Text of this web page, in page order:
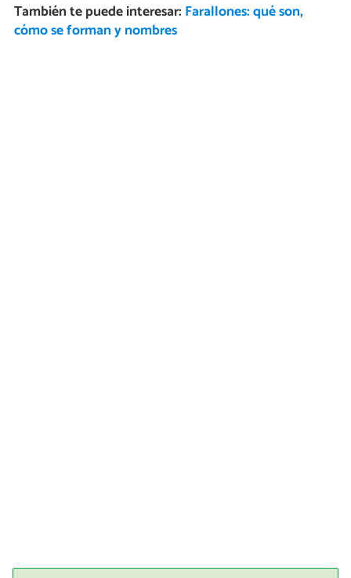
También te puede interesar: Farallones: qué son,
cómo se forman y nombres